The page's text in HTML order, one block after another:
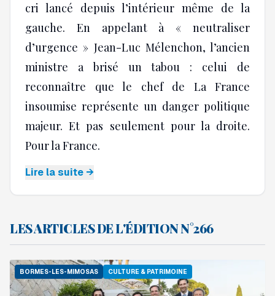
cri lancé depuis l’intérieur même de la
gauche. En appelant à « neutraliser
d’urgence » Jean-Luc Mélenchon, l’ancien
ministre a brisé un tabou : celui de
reconnaître que le chef de La France
insoumise représente un danger politique
majeur. Et pas seulement pour la droite.
Pour la France.
Lire la suite →
LES ARTICLES DE L'ÉDITION N°266
BORMES-LES-MIMOSAS CULTURE & PATRIMOINE